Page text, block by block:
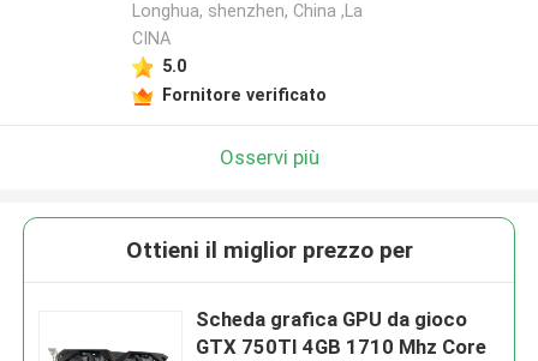
Longhua, shenzhen, China ,La
CINA
5.0
Fornitore verificato
Osservi più
Ottieni il miglior prezzo per
Scheda grafica GPU da gioco
GTX 750TI 4GB 1710 Mhz Core